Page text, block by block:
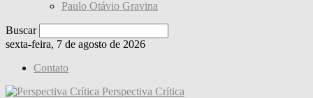
Paulo Otávio Gravina
Buscar
sexta-feira, 7 de agosto de 2026
Contato
Perspectiva Crítica